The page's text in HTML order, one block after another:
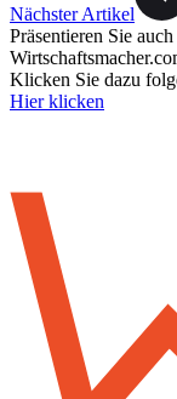
Nächster Artikel
Präsentieren Sie
Klicken Sie dazu
Hier klicken